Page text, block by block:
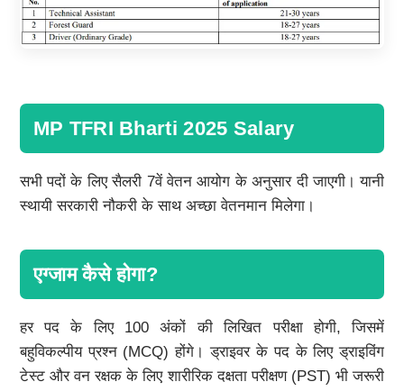
MP TFRI Bharti 2025 Salary
सभी पदों के लिए सैलरी 7वें वेतन आयोग के अनुसार दी जाएगी। यानी
स्थायी सरकारी नौकरी के साथ अच्छा वेतनमान मिलेगा।
एग्जाम कैसे होगा?
हर पद के लिए 100 अंकों की लिखित परीक्षा होगी, जिसमें
बहुविकल्पीय प्रश्न (MCQ) होंगे। ड्राइवर के पद के लिए ड्राइविंग
टेस्ट और वन रक्षक के लिए शारीरिक दक्षता परीक्षण (PST) भी जरूरी